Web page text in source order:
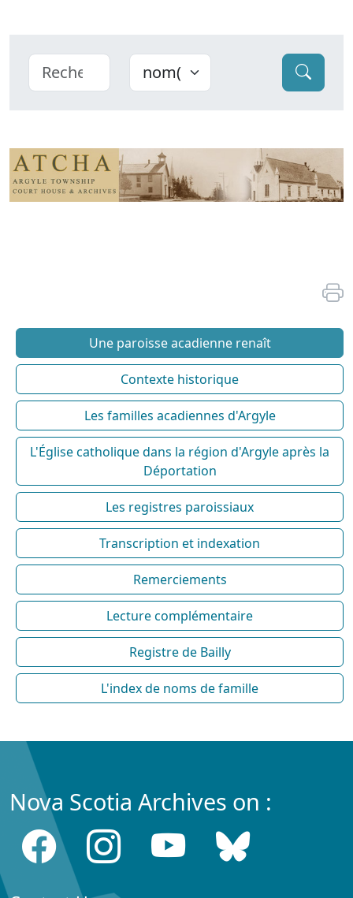
Une paroisse acadienne renaît
Contexte historique
Les familles acadiennes d'Argyle
L'Église catholique dans la région d'Argyle après la
Déportation
Les registres paroissiaux
Transcription et indexation
Remerciements
Lecture complémentaire
Registre de Bailly
L'index de noms de famille
Nova Scotia Archives on :